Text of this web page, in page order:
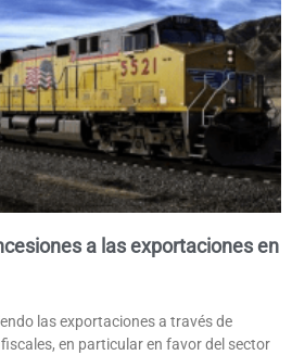
a las exportaciones en
las exportaciones a través de
en particular en favor del sector